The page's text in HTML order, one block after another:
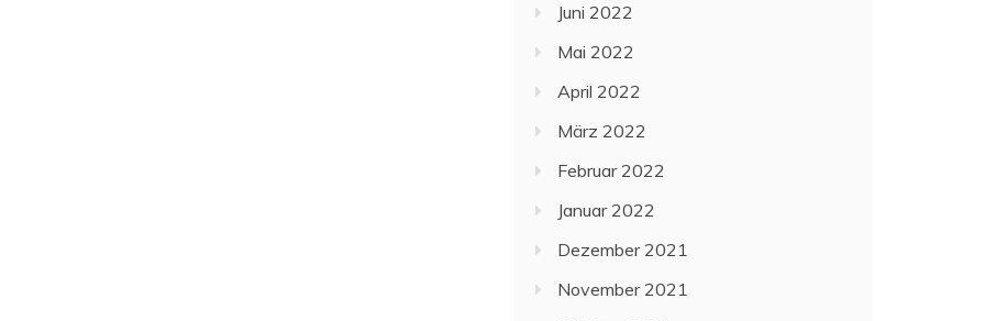
Juni 2022
Mai 2022
April 2022
März 2022
Februar 2022
Januar 2022
Dezember 2021
November 2021